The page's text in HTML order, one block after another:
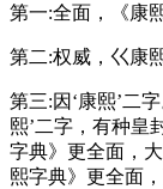
第一:全面，《康
第二:权威，巜康
第三:因‘康熙’二
熙’二字，有种皇
字典》更全面，
熙字典》更全面